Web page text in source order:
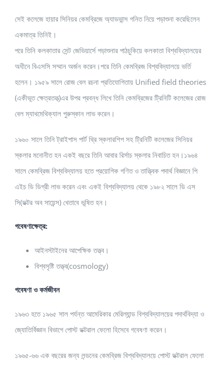
সেই কলেজে হায়ার সিনিয়র কেমব্রিজে অ্যাডভান্স গনিত নিয়ে পড়াশুনা করেছিলেন
একমাত্র তিনিই।
পরে তিনি কলকাতার সেন্ট জেভিয়ার্সে পড়াশুনার পাঠচুকিয়ে কলকাতা বিশ্ববিদ্যালয়ের
অধীনে বিএসসি সম্মান অর্জন করেন।পরে তিনি কেমব্রিজ বিশ্ববিদ্যালয়ে ভর্তি
হলেন। ১৯৫৯ সালে রোজ বেল রচনা প্রতিযোগিতায় Unified field theories
(একীভূত ক্ষেত্রতত্ত্)এর উপর প্রবন্ধ লিখে তিনি কেমব্রিজের ট্রিনিটি কলেজের রোজ
বেল ম্যাথমেথিক্যাল পুরুস্কান লাভ করেন।
১৯৬০ সালে তিনি ট্রাইপাস পার্ট থ্রি স্কলারশিপ সহ ট্রিনিটি কলেজের সিনিয়র
স্কলার মনোনীত হন একই বছরে তিনি আবার রির্সাচ স্কলার নিবাচিত হন।১৯৬৪
সালে কেমব্রিজ বিশ্ববিদ্যালয় হতে প্রয়োগিক গণিত ও তাত্ত্বিক পদার্থ বিজ্ঞানে পি
এইচ ডি ডিগ্রী লাভ করেন এবং একই বিশ্ববিদ্যালয় থেকে ১৯৮২ সালে ডি এস
সি(ডক্টর অব সায়েন্স) খেতাবে ভূষিত হন।
গবেষণাক্ষেত্র:
আইনস্টাইনের আপেক্ষিক তত্ত্ব।
বিশ্বসৃষ্টি তত্ত্ব(cosmology)
গবেষণা ও কর্মজীবন
১৯৬৩ হতে ১৯৬৫ সাল পর্যন্ত আমেরিকার মেরিল্যান্ড বিশ্ববিদ্যালয়ের পদার্থবিদ্যা ও
জ্যোতির্বিজ্ঞান বিভাগে পোস্ট ডক্টরাল ফেলো হিসেবে গবেষণা করেন।
১৯৬৫-৬৬ এক বছরের জন্য লন্ডনের কেমব্রিজ বিশ্ববিদ্যালয়ে পোস্ট ডক্টরাল ফেলো